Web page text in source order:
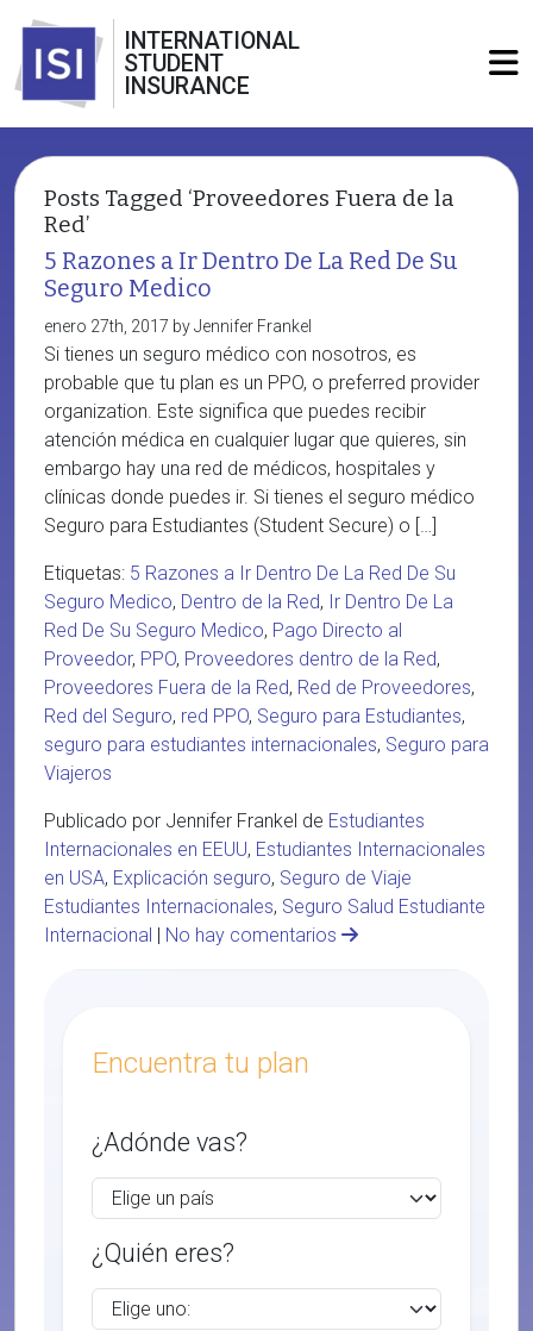
INTERNATIONAL
STUDENT
INSURANCE
Posts Tagged ‘Proveedores Fuera de la
Red’
5 Razones a Ir Dentro De La Red De Su
Seguro Medico
enero 27th, 2017 by Jennifer Frankel
Si tienes un seguro médico con nosotros, es
probable que tu plan es un PPO, o preferred provider
organization. Este significa que puedes recibir
atención médica en cualquier lugar que quieres, sin
embargo hay una red de médicos, hospitales y
clínicas donde puedes ir. Si tienes el seguro médico
Seguro para Estudiantes (Student Secure) o […]
Etiquetas: 5 Razones a Ir Dentro De La Red De Su
Seguro Medico, Dentro de la Red, Ir Dentro De La
Red De Su Seguro Medico, Pago Directo al
Proveedor, PPO, Proveedores dentro de la Red,
Proveedores Fuera de la Red, Red de Proveedores,
Red del Seguro, red PPO, Seguro para Estudiantes,
seguro para estudiantes internacionales, Seguro para
Viajeros
Publicado por Jennifer Frankel de Estudiantes
Internacionales en EEUU, Estudiantes Internacionales
en USA, Explicación seguro, Seguro de Viaje
Estudiantes Internacionales, Seguro Salud Estudiante
Internacional | No hay comentarios
Encuentra tu plan
¿Adónde vas?
¿Quién eres?